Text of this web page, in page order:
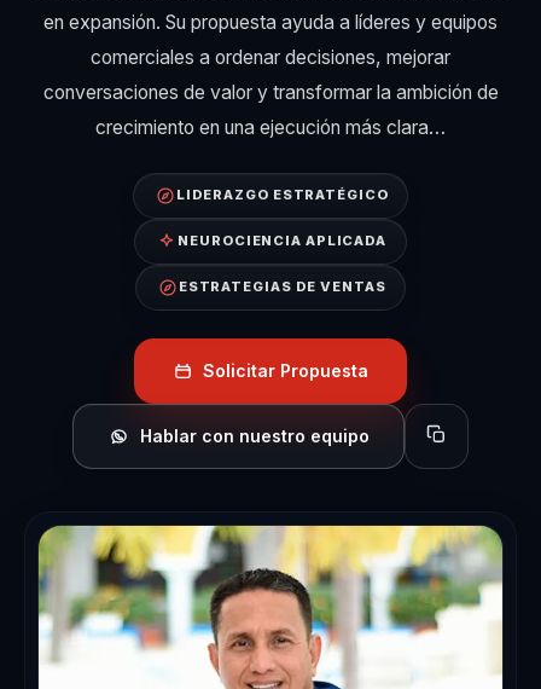
en expansión. Su propuesta ayuda a líderes y equipos
comerciales a ordenar decisiones, mejorar
conversaciones de valor y transformar la ambición de
crecimiento en una ejecución más clara…
LIDERAZGO ESTRATÉGICO
NEUROCIENCIA APLICADA
ESTRATEGIAS DE VENTAS
Solicitar Propuesta
Hablar con nuestro equipo Copiar perfil